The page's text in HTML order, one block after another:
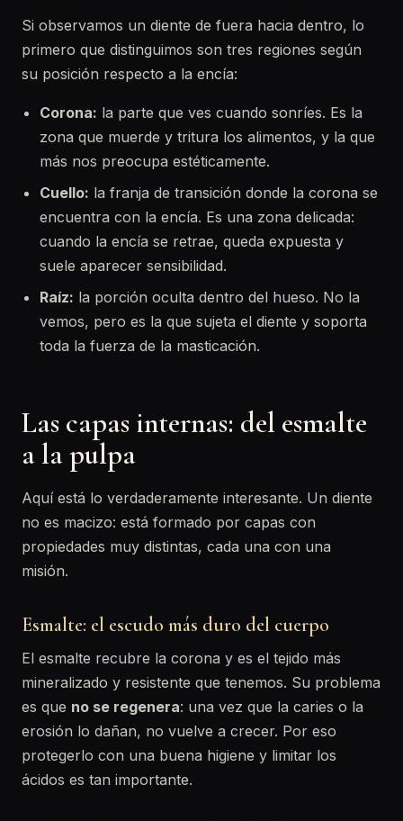
Si observamos un diente de fuera hacia dentro, lo
primero que distinguimos son tres regiones según
su posición respecto a la encía:
Corona: la parte que ves cuando sonríes. Es la
zona que muerde y tritura los alimentos, y la que
más nos preocupa estéticamente.
Cuello: la franja de transición donde la corona se
encuentra con la encía. Es una zona delicada:
cuando la encía se retrae, queda expuesta y
suele aparecer sensibilidad.
Raíz: la porción oculta dentro del hueso. No la
vemos, pero es la que sujeta el diente y soporta
toda la fuerza de la masticación.
Las capas internas: del esmalte
a la pulpa
Aquí está lo verdaderamente interesante. Un diente
no es macizo: está formado por capas con
propiedades muy distintas, cada una con una
misión.
Esmalte: el escudo más duro del cuerpo
El esmalte recubre la corona y es el tejido más
mineralizado y resistente que tenemos. Su problema
es que no se regenera: una vez que la caries o la
erosión lo dañan, no vuelve a crecer. Por eso
protegerlo con una buena higiene y limitar los
ácidos es tan importante.